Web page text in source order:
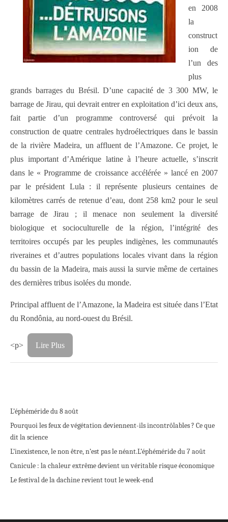
en 2008
la
construct
ion de
l’un des
plus
grands barrages du Brésil. D’une capacité de 3 300 MW, le
barrage de Jirau, qui devrait entrer en exploitation d’ici deux ans,
fait partie d’un programme controversé qui prévoit la
construction de quatre centrales hydroélectriques dans le bassin
de la rivière Madeira, un affluent de l’Amazone. Ce projet, le
plus important d’Amérique latine à l’heure actuelle, s’inscrit
dans le « Programme de croissance accélérée » lancé en 2007
par le président Lula : il représente plusieurs centaines de
kilomètres carrés de retenue d’eau, dont 258 km2 pour le seul
barrage de Jirau ; il menace non seulement la diversité
biologique et socioculturelle de la région, l’intégrité des
territoires occupés par les peuples indigènes, les communautés
riveraines et d’autres populations locales vivant dans la région
du bassin de la Madeira, mais aussi la survie même de certaines
des dernières tribus isolées du monde.
Principal affluent de l’Amazone, la Madeira est située dans l’Etat
du Rondônia, au nord-ouest du Brésil.
<p> Lire Plus
L’éphéméride du 8 août
Pourquoi les feux de végétation deviennent-ils incontrôlables ? Ce que
dit la science
L’inexistence, le non être, n’est pas le néant.L’éphéméride du 7 août
Canicule : la chaleur extrême devient un véritable risque économique
Le festival de la dachine revient tout le week-end